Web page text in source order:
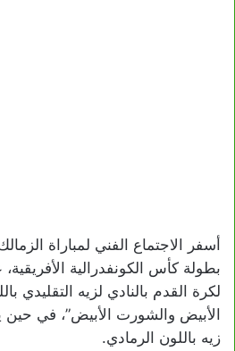
أسفر الاجتماع الفني لمباراة
بطولة كأس الكونفدرالية
لكرة القدم بالنادي لزيه التقليدي
الأبيض والشورت الأبيض”، في
زيه باللون الرمادي.